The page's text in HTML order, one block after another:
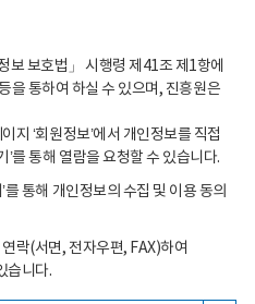
보 보호법」 시행령 제41조 제1항에
을 통하여 하실 수 있으며, 진흥원은
지 ‘회원정보’에서 개인정보를 직접
’를 통해 열람을 요청할 수 있습니다.
를 통해 개인정보의 수집 및 이용 동의
락(서면, 전자우편, FAX)하여
습니다.